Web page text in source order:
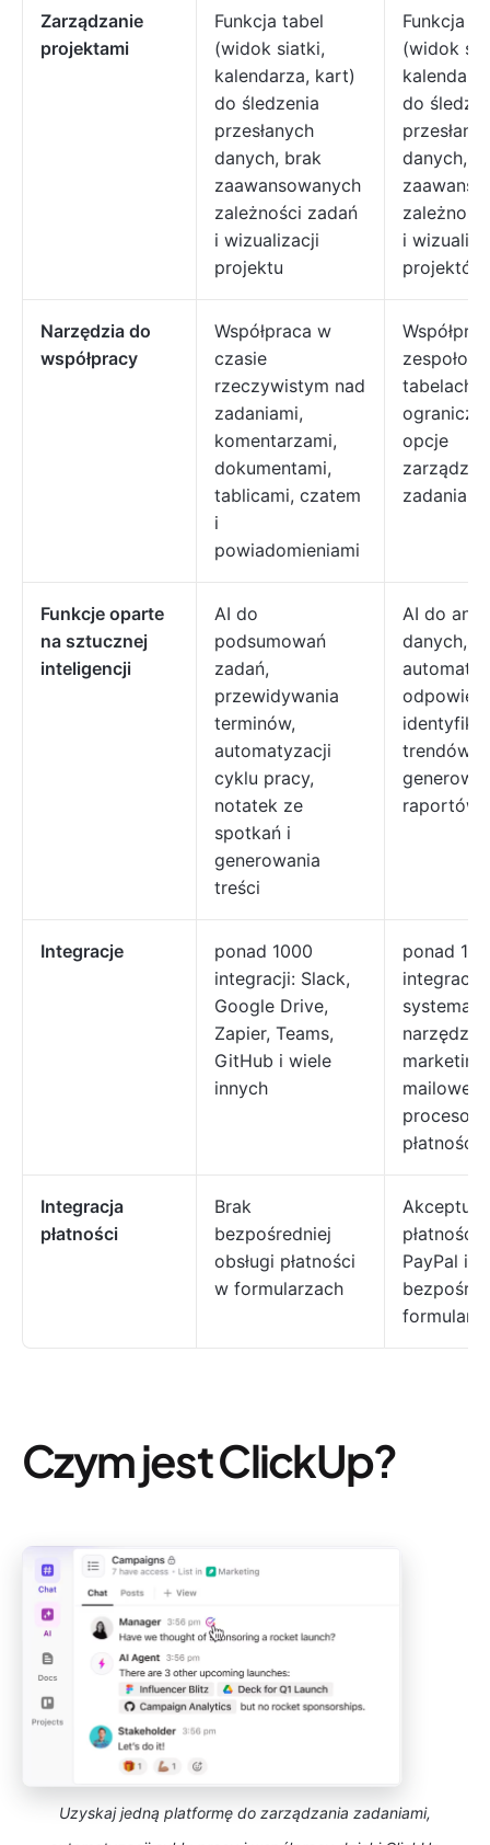
Zarządzanie
projektami
Funkcja tabel
(widok siatki,
kalendarza, kart)
do śledzenia
przesłanych
danych, brak
zaawansowanych
zależności zadań
i wizualizacji
projektu
Funkcja
(widok
do
danych,
i
projektów
Narzędzia do
współpracy
Współpraca w
czasie
rzeczywistym nad
zadaniami,
komentarzami,
dokumentami,
tablicami, czatem
i
powiadomieniami
tabelach,
opcje
zadaniami
Funkcje oparte
na sztucznej
inteligencji
AI do
podsumowań
zadań,
przewidywania
terminów,
automatyzacji
cyklu pracy,
notatek ze
spotkań i
generowania
treści
AI do
danych,
trendów i
raportów
Integracje
ponad 1000
integracji: Slack,
Google Drive,
Zapier, Teams,
GitHub i wiele
innych
ponad 150
integracji
płatności
Integracja
płatności
Brak
bezpośredniej
obsługi płatności
w formularzach
Akceptuj
płatności
PayPal i
Czym jest ClickUp?
Uzyskaj jedną platformę do zarządzania zadaniami,